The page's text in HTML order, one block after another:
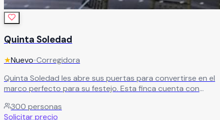
Quinta Soledad
★Nuevo•Corregidora
Quinta Soledad les abre sus puertas para convertirse en el
marco perfecto para su festejo. Esta finca cuenta con
total comodidad, ya sea al aire libre, o protegidos de las
300 personas
Solicitar precio